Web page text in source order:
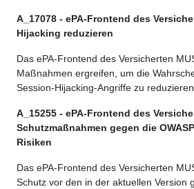
A_17078 - ePA-Frontend des
Hijacking reduzieren
Das ePA-Frontend des Versicherten
Maßnahmen ergreifen, um die
Session-Hijacking-Angriffe zu
A_15255 - ePA-Frontend des
Schutzmaßnahmen gegen die
Risiken
Das ePA-Frontend des Versicherten
Schutz vor den in der aktuellen Version